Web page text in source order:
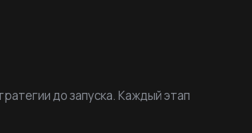
до запуска. Каждый этап